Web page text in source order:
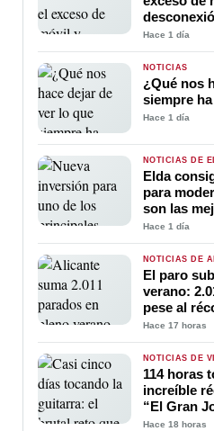
Hace 1 día
NOTICIAS
¿Qué nos
siempre
Hace 1 día
NOTICIAS DE
Elda
para
son las
polígono
Hace 1 día
NOTICIAS DE
El paro
verano:
pese al
Hace 17 horas
NOTICIAS DE
114 horas
increíble
“El Gran
en Villena
Hace 18 horas